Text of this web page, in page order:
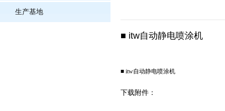
生产基地
■ itw自动静电喷涂机
■ itw自动静电喷涂机
下载附件：